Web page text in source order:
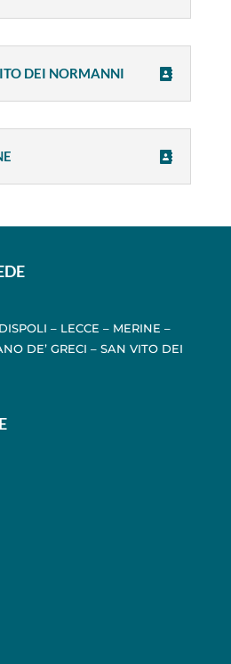
DEI NORMANNI
– LECCE – MERINE –
DE’ GRECI – SAN VITO DEI